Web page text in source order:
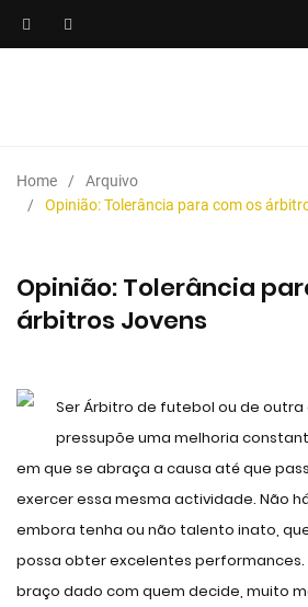
Home
Arquivo
Opinião: Tolerância para com os
Opinião: Tolerância
árbitros Jovens
Ser Árbitro de futebol ou de
pressupõe uma melhoria
em que se abraça a causa até que
exercer essa mesma actividade. Não
embora tenha ou não talento inato,
possa obter excelentes performances.
braço dado com quem decide, muito